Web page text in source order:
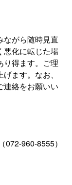
がら随時見直
悪化に転じた場
り得ます。ご理
ます。なお、
連絡をお願いい
072-960-8555）